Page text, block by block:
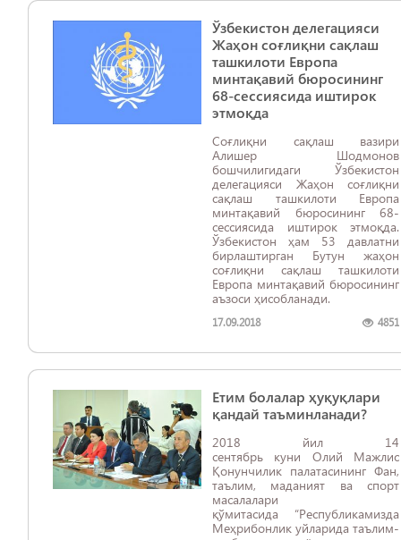
Ўзбекистон делегацияси
Жаҳон соғлиқни сақлаш
ташкилоти Европа
минтақавий бюросининг
68-сессиясида иштирок
этмоқда
Соғлиқни сақлаш вазири
Алишер Шодмонов
бошчилигидаги Ўзбекистон
делегацияси Жаҳон соғлиқни
сақлаш ташкилоти Европа
минтақавий бюросининг 68-
сессиясида иштирок этмоқда.
Ўзбекистон ҳам 53 давлатни
бирлаштирган Бутун жаҳон
соғлиқни сақлаш ташкилоти
Европа минтақавий бюросининг
аъзоси ҳисобланади.
17.09.2018 4851
Етим болалар ҳуқуқлари
қандай таъминланади?
2018 йил 14
сентябрь куни Олий Мажлис
Қонунчилик палатасининг Фан,
таълим, маданият ва спорт
масалалари
қўмитасида “Республикамизда
Меҳрибонлик уйларида таълим-